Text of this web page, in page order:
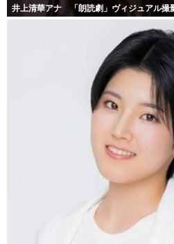
井上清華アナ 「朗読劇」ヴィジュアル撮